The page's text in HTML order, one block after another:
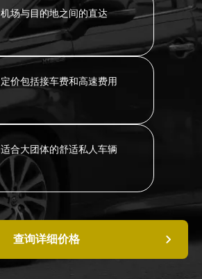
机场与目的地之间的直达
定价包括接车费和高速费用
适合大团体的舒适私人车辆
查询详细价格